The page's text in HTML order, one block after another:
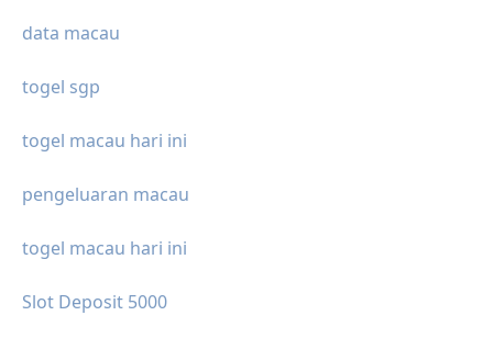
data macau
togel sgp
togel macau hari ini
pengeluaran macau
togel macau hari ini
Slot Deposit 5000